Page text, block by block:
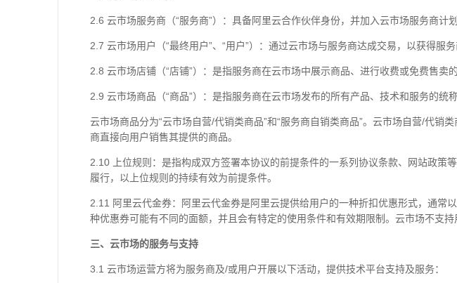
2.6 云市场服务商（“服务商”）：具备阿里云合作伙伴身份，并加入云市场服务商计
2.7 云市场用户（“最终用户”、“用户”）：通过云市场与服务商达成交易，以获得服
2.8 云市场店铺（“店铺”）：是指服务商在云市场中展示商品、进行收费或免费售卖的
2.9 云市场商品（“商品”）：是指服务商在云市场发布的所有产品、技术和服务的统称
云市场商品分为“云市场自营/代销类商品”和“服务商自销类商品”。云市场自营/代
商直接向用户销售其提供的商品。
2.10 上位规则：是指构成双方签署本协议的前提条件的一系列协议条款、网站政
履行，以上位规则的持续有效为前提条件。
2.11 阿里云代金券：阿里云代金券是阿里云提供给用户的一种折扣优惠形式，通
种优惠券可能有不同的面额，并且会有特定的使用条件和有效期限制。云市场不支持
三、云市场的服务与支持
3.1 云市场运营方将为服务商及/或用户开展以下活动，提供技术平台支持及服务：